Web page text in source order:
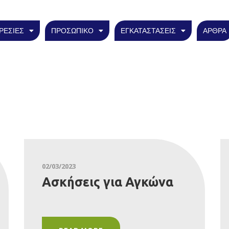
ΠΡΟΣΩΠΙΚΟ ΕΓΚΑΤΑΣΤΑΣΕΙΣ ΑΡΘΡΑ
02/03/2023
Ασκήσεις για Αγκώνα